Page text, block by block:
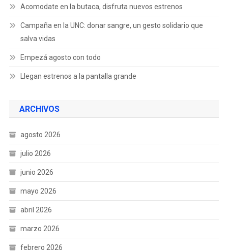
Acomodate en la butaca, disfruta nuevos estrenos
Campaña en la UNC: donar sangre, un gesto solidario que
salva vidas
Empezá agosto con todo
Llegan estrenos a la pantalla grande
ARCHIVOS
agosto 2026
julio 2026
junio 2026
mayo 2026
abril 2026
marzo 2026
febrero 2026